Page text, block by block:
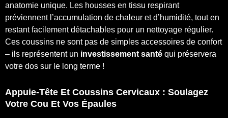
anatomie unique. Les housses en tissu respirant
préviennent l’accumulation de chaleur et d’humidité, tout en
restant facilement détachables pour un nettoyage régulier.
Ces coussins ne sont pas de simples accessoires de confort
– ils représentent un investissement santé qui préservera
votre dos sur le long terme !
Appuie-Tête Et Coussins Cervicaux : Soulagez
Votre Cou Et Vos Épaules